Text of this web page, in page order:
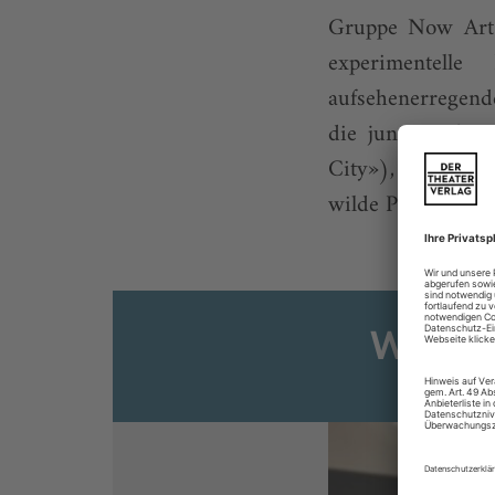
Gruppe Now
die junge Off-
City»), die das
wilde